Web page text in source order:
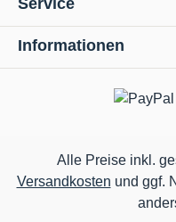
Service
Informationen
Alle Preise inkl.
Versandkosten und ggf.